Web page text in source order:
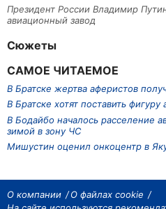
Президент России Владимир
авиационный завод
Сюжеты
САМОЕ ЧИТАЕМОЕ
В Братске жертва аферистов
В Братске хотят поставить
В Бодайбо началось расселение
зимой в зону ЧС
Мишустин оценил онкоцентр в
О компании
О файлах cookie